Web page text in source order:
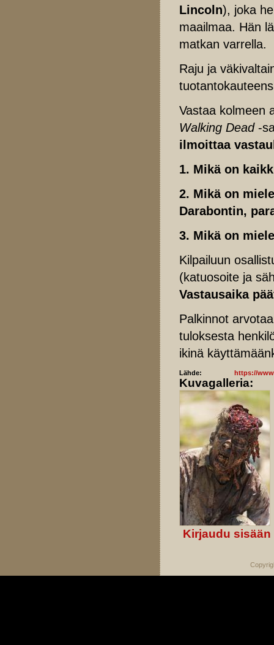
Lincoln), joka
maailmaa. Hän
matkan varrella.
Raju ja
Vastaa kolmeen
Walking Dead -
ilmoittaa
1. Mikä on
2. Mikä on
Darabontin,
3. Mikä on
Kilpailuun
(katuosoite ja
Vastausaika
Palkinnot
tuloksesta
ikinä
Lähde: https://
Kuvagalleria:
Kirjaudu sisään